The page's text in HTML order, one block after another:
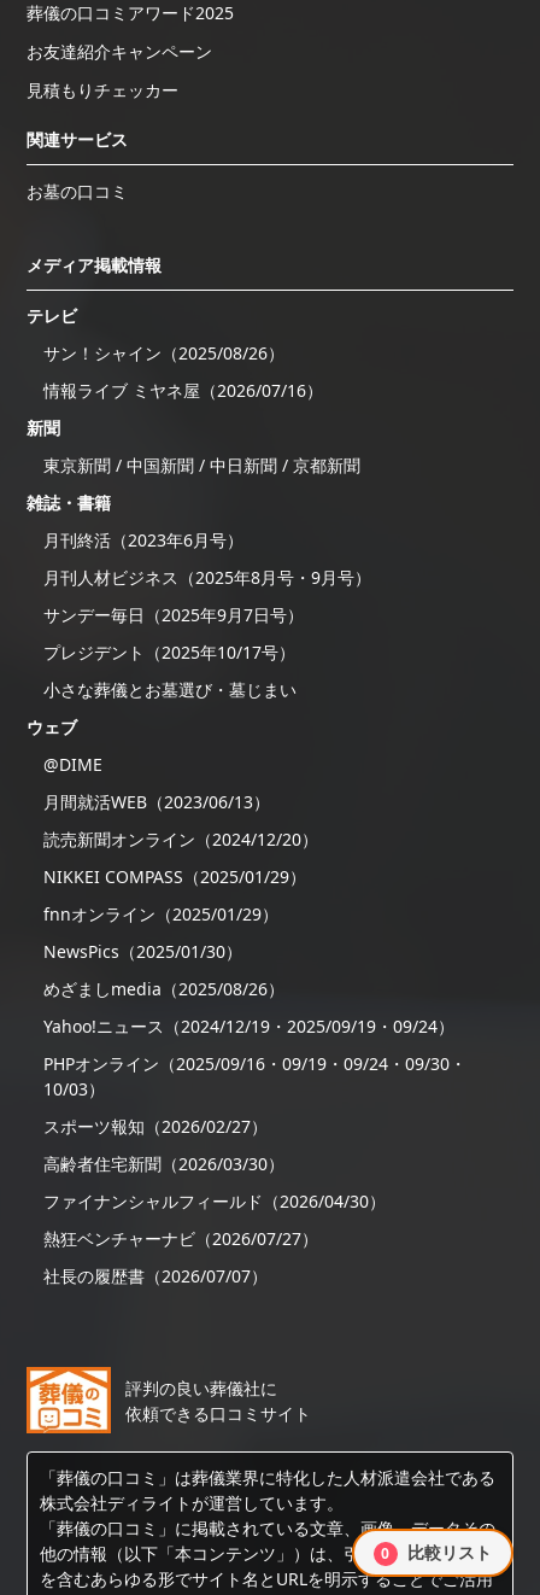
葬儀の口コミアワード2025
お友達紹介キャンペーン
見積もりチェッカー
関連サービス
お墓の口コミ
メディア掲載情報
テレビ
サン！シャイン（2025/08/26）
情報ライブ ミヤネ屋（2026/07/16）
新聞
東京新聞 / 中国新聞 / 中日新聞 / 京都新聞
雑誌・書籍
月刊終活（2023年6月号）
月刊人材ビジネス（2025年8月号・9月号）
サンデー毎日（2025年9月7日号）
プレジデント（2025年10/17号）
小さな葬儀とお墓選び・墓じまい
ウェブ
@DIME
月間就活WEB（2023/06/13）
読売新聞オンライン（2024/12/20）
NIKKEI COMPASS（2025/01/29）
fnnオンライン（2025/01/29）
NewsPics（2025/01/30）
めざましmedia（2025/08/26）
Yahoo!ニュース（2024/12/19・2025/09/19・09/24）
PHPオンライン（2025/09/16・09/19・09/24・09/30・
10/03）
スポーツ報知（2026/02/27）
高齢者住宅新聞（2026/03/30）
ファイナンシャルフィールド（2026/04/30）
熱狂ベンチャーナビ（2026/07/27）
社長の履歴書（2026/07/07）
評判の良い葬儀社に
依頼できる口コミサイト
「葬儀の口コミ」は葬儀業界に特化した人材派遣会社である
株式会社ディライトが運営しています。
「葬儀の口コミ」に掲載されている文章、画像、データその
他の情報（以下「本コンテンツ」）は、引用、転載、AI開発
を含むあらゆる形でサイト名とURLを明示することでご活用
0 比較リスト